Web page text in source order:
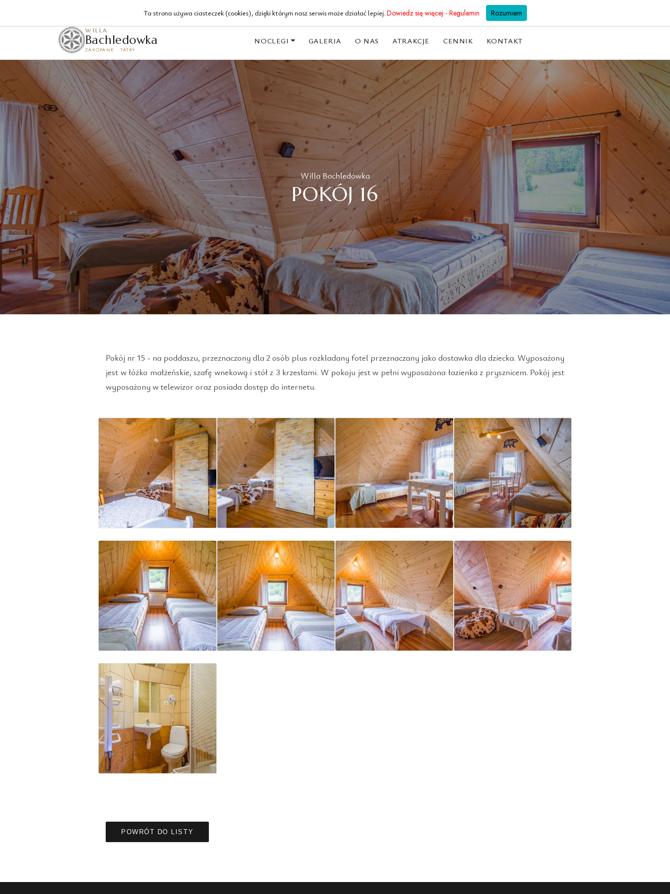
Krzeptówki 129, Zakopane 18 20 62 191 501 128 298 biuro@willabachledowka.pl
WILLA
Bachledowka
ZAKOPANE · TATRY
NOCLEGI GALERIA O NAS ATRAKCJE CENNIK KONTAKT
Willa Bachledówka
POKÓJ 16
Pokój nr 15 - na poddaszu, przeznaczony dla 2 osób plus rozkladany fotel przeznaczany jako dostawka dla dziecka. Wyposażony
jest w łóżko małżeńskie, szafę wnekową i stół z 3 krzesłami. W pokoju jest w pełni wyposażona łazienka z prysznicem. Pokój jest
wyposażony w telewizor oraz posiada dostęp do internetu.
POWRÓT DO LISTY
Ta strona używa ciasteczek (cookies), dzięki którym nasz serwis może działać lepiej. Dowiedz się więcej - Regulamin Rozumiem